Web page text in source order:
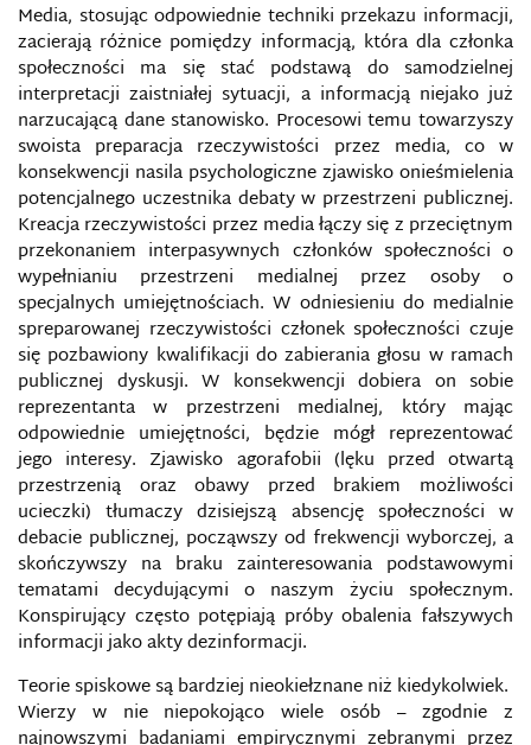
Media, stosując odpowiednie techniki przekazu informacji,
zacierają różnice pomiędzy informacją, która dla członka
społeczności ma się stać podstawą do samodzielnej
interpretacji zaistniałej sytuacji, a informacją niejako już
narzucającą dane stanowisko. Procesowi temu towarzyszy
swoista preparacja rzeczywistości przez media, co w
konsekwencji nasila psychologiczne zjawisko onieśmielenia
potencjalnego uczestnika debaty w przestrzeni publicznej.
Kreacja rzeczywistości przez media łączy się z przeciętnym
przekonaniem interpasywnych członków społeczności o
wypełnianiu przestrzeni medialnej przez osoby o
specjalnych umiejętnościach. W odniesieniu do medialnie
spreparowanej rzeczywistości członek społeczności czuje
się pozbawiony kwalifikacji do zabierania głosu w ramach
publicznej dyskusji. W konsekwencji dobiera on sobie
reprezentanta w przestrzeni medialnej, który mając
odpowiednie umiejętności, będzie mógł reprezentować
jego interesy. Zjawisko agorafobii (lęku przed otwartą
przestrzenią oraz obawy przed brakiem możliwości
ucieczki) tłumaczy dzisiejszą absencję społeczności w
debacie publicznej, począwszy od frekwencji wyborczej, a
skończywszy na braku zainteresowania podstawowymi
tematami decydującymi o naszym życiu społecznym.
Konspirujący często potępiają próby obalenia fałszywych
informacji jako akty dezinformacji.
Teorie spiskowe są bardziej nieokiełznane niż kiedykolwiek.
Wierzy w nie niepokojąco wiele osób – zgodnie z